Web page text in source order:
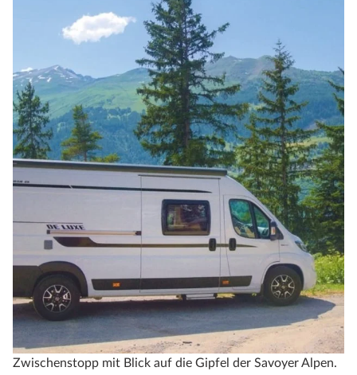
Zwischenstopp mit Blick auf die Gipfel der Savoyer Alpen.